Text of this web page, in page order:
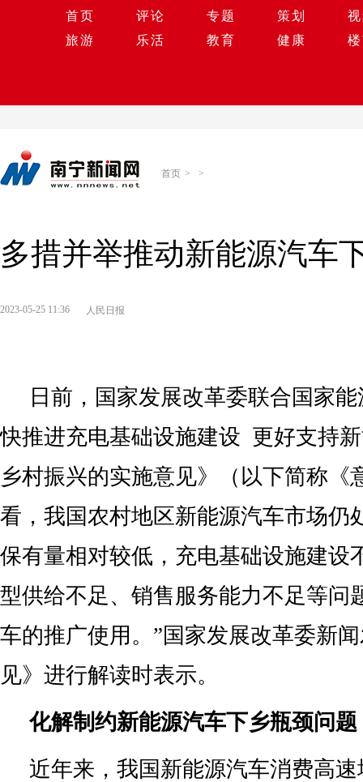
首页 评论 专题 策划
旅游
乐活 教育 健康
首页 > >
多措并举推动新能源汽车
2023-05-25 11:36 人民日报
日前，国家发展改革委联合国家
快推进充电基础设施建设 更好支持
乡村振兴的实施意见》（以下简称《
看，我国农村地区新能源汽车市场仍
保有量相对较低，充电基础设施建设
型供给不足、销售服务能力不足等问
车的推广使用。”国家发展改革委新
见》进行解读时表示。
化解制约新能源汽车下乡瓶颈问题
近年来，我国新能源汽车消费高